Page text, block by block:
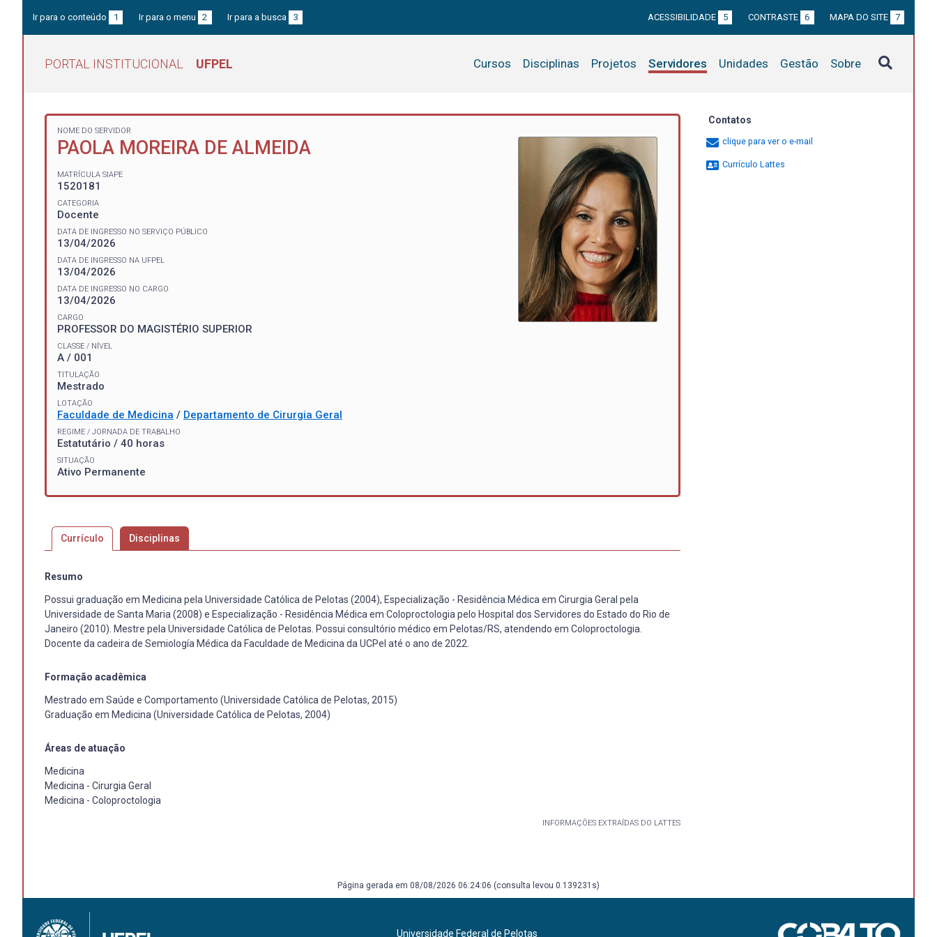
Ir para o conteúdo 1 Ir para o menu 2 Ir para a busca 3 ACESSIBILIDADE 5 CONTRASTE 6 MAPA DO SITE 7
PORTAL INSTITUCIONAL UFPEL Cursos Disciplinas Projetos Servidores Unidades Gestão Sobre
NOME DO SERVIDOR
PAOLA MOREIRA DE ALMEIDA
MATRÍCULA SIAPE
1520181
CATEGORIA
Docente
DATA DE INGRESSO NO SERVIÇO PÚBLICO
13/04/2026
DATA DE INGRESSO NA UFPEL
13/04/2026
DATA DE INGRESSO NO CARGO
13/04/2026
CARGO
PROFESSOR DO MAGISTÉRIO SUPERIOR
CLASSE / NÍVEL
A / 001
TITULAÇÃO
Mestrado
LOTAÇÃO
Faculdade de Medicina / Departamento de Cirurgia Geral
REGIME / JORNADA DE TRABALHO
Estatutário / 40 horas
SITUAÇÃO
Ativo Permanente
Currículo Disciplinas
Resumo
Possui graduação em Medicina pela Universidade Católica de Pelotas (2004), Especialização - Residência Médica em Cirurgia Geral pela
Universidade de Santa Maria (2008) e Especialização - Residência Médica em Coloproctologia pelo Hospital dos Servidores do Estado do Rio de
Janeiro (2010). Mestre pela Universidade Católica de Pelotas. Possui consultório médico em Pelotas/RS, atendendo em Coloproctologia.
Docente da cadeira de Semiología Médica da Faculdade de Medicina da UCPel até o ano de 2022.
Formação acadêmica
Mestrado em Saúde e Comportamento (Universidade Católica de Pelotas, 2015)
Graduação em Medicina (Universidade Católica de Pelotas, 2004)
Áreas de atuação
Medicina
Medicina - Cirurgia Geral
Medicina - Coloproctologia
INFORMAÇÕES EXTRAÍDAS DO LATTES
Contatos
clique para ver o e-mail
Currículo Lattes
Página gerada em 08/08/2026 06:24:06 (consulta levou 0.139231s)
Universidade Federal de Pelotas